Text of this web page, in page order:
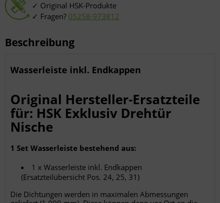
Original HSK-Produkte
Fragen? 05258-973812
Beschreibung
Wasserleiste inkl. Endkappen
Original Hersteller-Ersatzteile
für: HSK Exklusiv Drehtür
Nische
1 Set Wasserleiste bestehend aus:
1 x Wasserleiste inkl. Endkappen
(Ersatzteilübersicht Pos. 24, 25, 31)
Die Dichtungen werden in maximalen Abmessungen